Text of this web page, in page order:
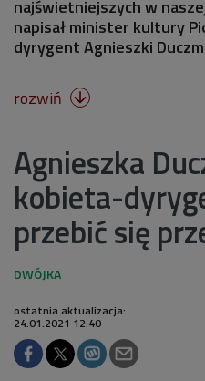
najświetniejszych w
napisał minister kultury
dyrygent Agnieszki
rozwiń 
Agnieszka
kobieta-
przebić się
ostatnia aktualizacja:
24.01.2021 12:40